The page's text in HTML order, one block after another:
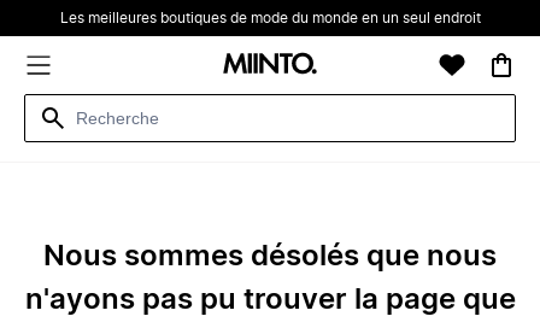
Les meilleures boutiques de mode du monde en un seul endroit
Nous sommes désolés que nous
n'ayons pas pu trouver la page que